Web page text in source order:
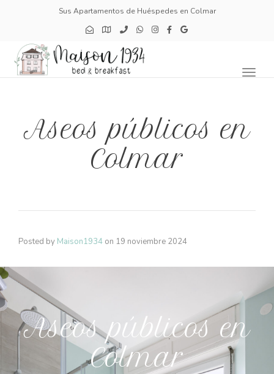
Sus Apartamentos de Huéspedes en Colmar
Aseos públicos en
Colmar
Posted by Maison1934 on 19 noviembre 2024
Aseos públicos en
Colmar